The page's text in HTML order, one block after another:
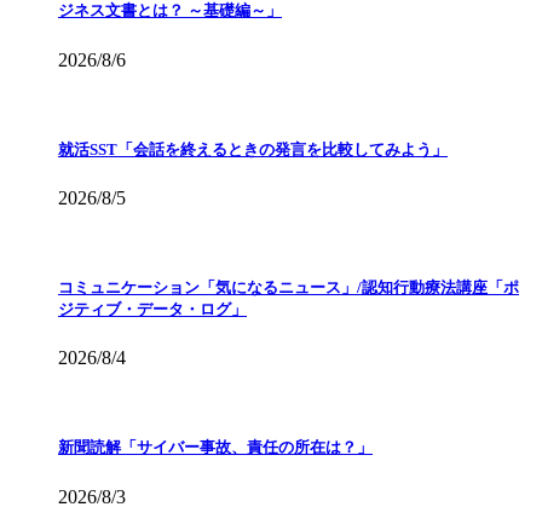
ジネス文書とは？ ～基礎編～」
2026/8/6
就活SST「会話を終えるときの発言を比較してみよう」
2026/8/5
コミュニケーション「気になるニュース」/認知行動療法講座「ポ
ジティブ・データ・ログ」
2026/8/4
新聞読解「サイバー事故、責任の所在は？」
2026/8/3